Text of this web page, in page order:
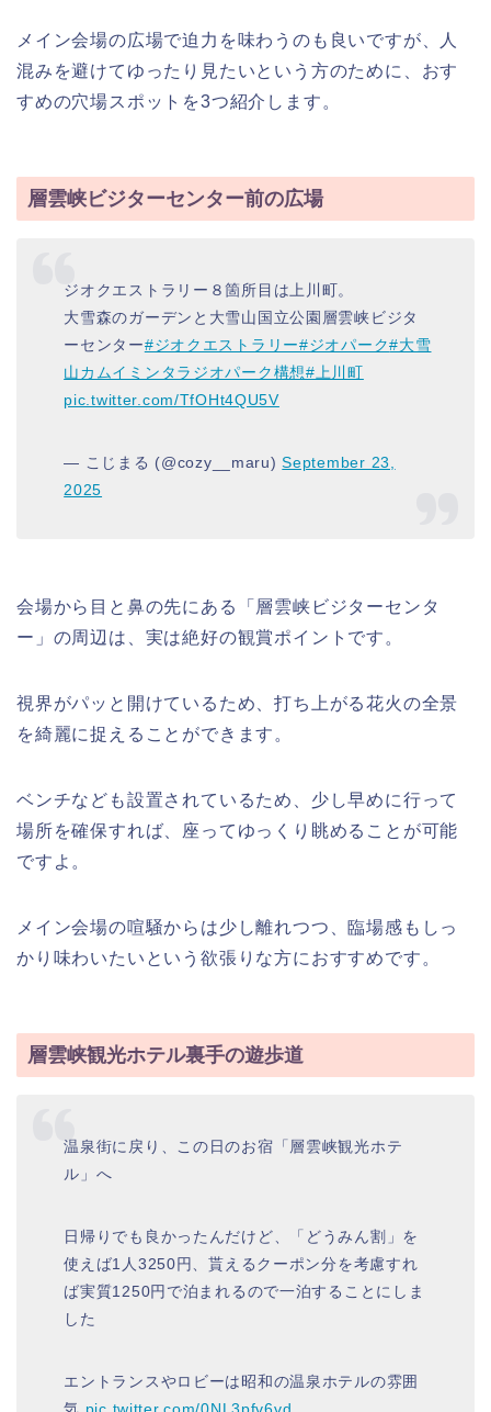
メイン会場の広場で迫力を味わうのも良いですが、人
混みを避けてゆったり見たいという方のために、おす
すめの穴場スポットを3つ紹介します。
層雲峡ビジターセンター前の広場
ジオクエストラリー８箇所目は上川町。
大雪森のガーデンと大雪山国立公園層雲峡ビジタ
ーセンター#ジオクエストラリー#ジオパーク#大雪
山カムイミンタラジオパーク構想#上川町
pic.twitter.com/TfOHt4QU5V
— こじまる (@cozy__maru)September 23,
2025
会場から目と鼻の先にある「層雲峡ビジターセンタ
ー」の周辺は、実は絶好の観賞ポイントです。
視界がパッと開けているため、打ち上がる花火の全景
を綺麗に捉えることができます。
ベンチなども設置されているため、少し早めに行って
場所を確保すれば、座ってゆっくり眺めることが可能
ですよ。
メイン会場の喧騒からは少し離れつつ、臨場感もしっ
かり味わいたいという欲張りな方におすすめです。
層雲峡観光ホテル裏手の遊歩道
温泉街に戻り、この日のお宿「層雲峡観光ホテ
ル」へ
日帰りでも良かったんだけど、「どうみん割」を
使えば1人3250円、貰えるクーポン分を考慮すれ
ば実質1250円で泊まれるので一泊することにしま
した
エントランスやロビーは昭和の温泉ホテルの雰囲